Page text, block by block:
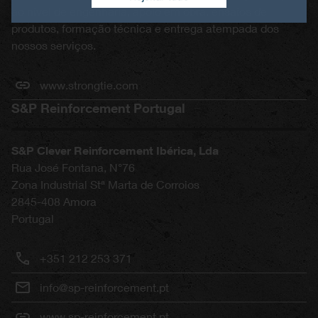
ao nível de engenharia, apoio em obra, ensaios de
produtos, formação técnica e entrega atempada dos
nossos serviços.
www.strongtie.com
S&P Reinforcement Portugal
S&P Clever Reinforcement Ibérica, Lda
Rua José Fontana, N°76
Zona Industrial Stª Marta de Corroios
2845-408 Amora
Portugal
+351 212 253 371
info@sp-reinforcement.pt